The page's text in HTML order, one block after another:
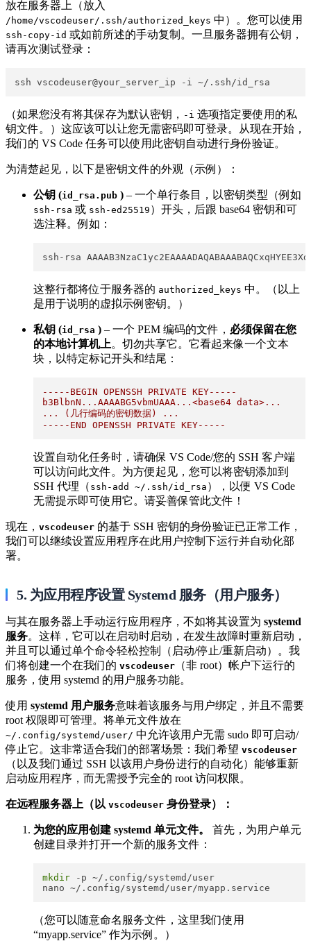
放在服务器上（放入
/home/vscodeuser/.ssh/authorized_keys ​ 中）。您可以使用
ssh-copy-id ​ 或如前所述的手动复制。一旦服务器拥有公钥，
请再次测试登录：
（如果您没有将其保存为默认密钥， -i ​ 选项指定要使用的私
钥文件。）这应该可以让您无需密码即可登录。从现在开始，
我们的 VS Code 任务可以使用此密钥自动进行身份验证。
为清楚起见，以下是密钥文件的外观（示例）：
公钥 (id_rsa.pub ) – 一个单行条目，以密钥类型（例如
ssh-rsa ​ 或 ssh-ed25519 ​）开头，后跟 base64 密钥和可
选注释。例如：
这整行都将位于服务器的 authorized_keys ​ 中。（以上
是用于说明的虚拟示例密钥。）
私钥 (id_rsa ) – 一个 PEM 编码的文件， 必须保留在您
的本地计算机上。切勿共享它。它看起来像一个文本
块，以特定标记开头和结尾：
-----BEGIN OPENSSH PRIVATE KEY-----
b3BlbnN...AAAABG5vbmUAAA...<base64 data>...
...
(几行编码的密钥数据)
...
-----END OPENSSH PRIVATE KEY-----
设置自动化任务时，请确保 VS Code/您的 SSH 客户端
可以访问此文件。为方便起见，您可以将密钥添加到
SSH 代理（ ssh-add ~/.ssh/id_rsa ​），以便 VS Code
无需提示即可使用它。请妥善保管此文件！
现在， vscodeuser ​ 的基于 SSH 密钥的身份验证已正常工作，
我们可以继续设置应用程序在此用户控制下运行并自动化部
署。
5. 为应用程序设置 Systemd 服务（用户服务）
与其在服务器上手动运行应用程序，不如将其设置为 systemd
服务。这样，它可以在启动时启动，在发生故障时重新启动，
并且可以通过单个命令轻松控制（启动/停止/重新启动）。我
们将创建一个在我们的 vscodeuser ​（非 root）帐户下运行的
服务，使用 systemd 的用户服务功能。
使用 systemd 用户服务意味着该服务与用户绑定，并且不需要
root 权限即可管理。将单元文件放在
~/.config/systemd/user/ ​ 中允许该用户无需 sudo 即可启动/
停止它。这非常适合我们的部署场景：我们希望 vscodeuser
（以及我们通过 SSH 以该用户身份进行的自动化）能够重新
启动应用程序，而无需授予完全的 root 访问权限。
在远程服务器上（以 vscodeuser 身份登录）：
为您的应用创建 systemd 单元文件。
首先，为用户单元
创建目录并打开一个新的服务文件：
mkdir -p ~/.config/systemd/user
（您可以随意命名服务文件，这里我们使用
“myapp.service” 作为示例。）